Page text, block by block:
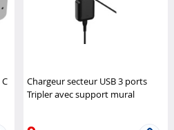
Chargeur secteur USB 3 ports
Tripler avec support mural